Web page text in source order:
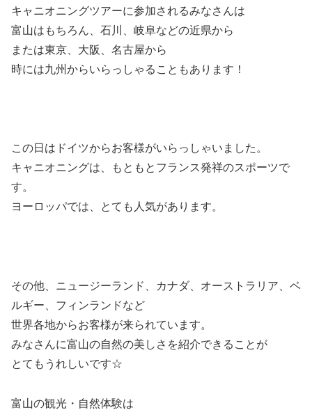
キャニオニングツアーに参加されるみなさんは
富山はもちろん、石川、岐阜などの近県から
または東京、大阪、名古屋から
時には九州からいらっしゃることもあります！
この日はドイツからお客様がいらっしゃいました。
キャニオニングは、もともとフランス発祥のスポーツで
す。
ヨーロッパでは、とても人気があります。
その他、ニュージーランド、カナダ、オーストラリア、ベ
ルギー、フィンランドなど
世界各地からお客様が来られています。
みなさんに富山の自然の美しさを紹介できることが
とてもうれしいです☆
富山の観光・自然体験は